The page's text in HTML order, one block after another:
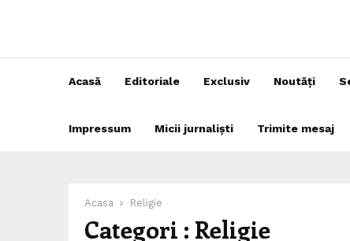
Acasă Editoriale Exclusiv Noutăți
Impressum Micii jurnaliști Trimite mesaj
Acasa Religie
Categori : Religie